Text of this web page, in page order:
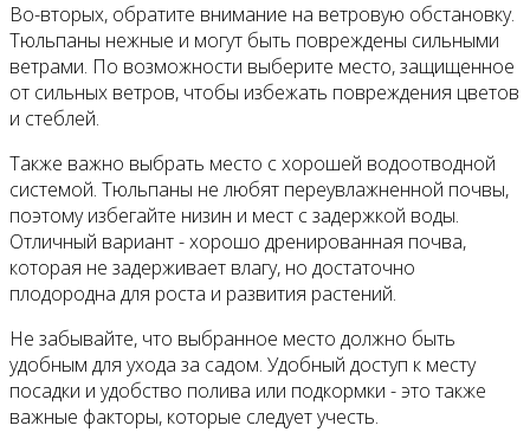
Во-вторых, обратите внимание на ветровую обстановку.
Тюльпаны нежные и могут быть повреждены сильными
ветрами. По возможности выберите место, защищенное
от сильных ветров, чтобы избежать повреждения цветов
и стеблей.
Также важно выбрать место с хорошей водоотводной
системой. Тюльпаны не любят переувлажненной почвы,
поэтому избегайте низин и мест с задержкой воды.
Отличный вариант - хорошо дренированная почва,
которая не задерживает влагу, но достаточно
плодородна для роста и развития растений.
Не забывайте, что выбранное место должно быть
удобным для ухода за садом. Удобный доступ к месту
посадки и удобство полива или подкормки - это также
важные факторы, которые следует учесть.